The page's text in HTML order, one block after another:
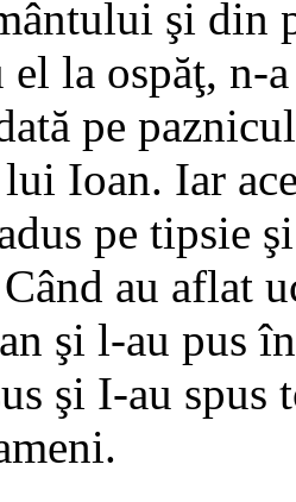
şi din
la ospăţ, n-
pe
Ioan. Iar
pe tipsie
au aflat
şi l-au pus
şi I-au spus